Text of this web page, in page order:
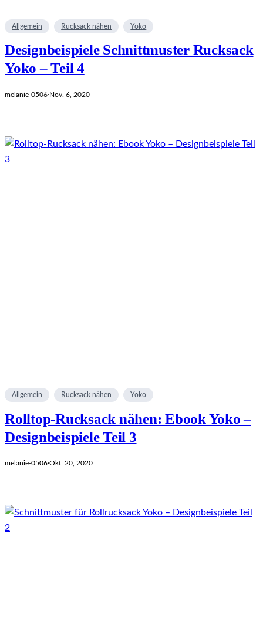
Allgemein Rucksack nähen Yoko
Designbeispiele Schnittmuster Rucksack
Yoko – Teil 4
melanie-0506·Nov. 6, 2020
Allgemein Rucksack nähen Yoko
Rolltop-Rucksack nähen: Ebook Yoko –
Designbeispiele Teil 3
melanie-0506·Okt. 20, 2020